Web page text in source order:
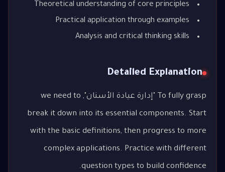
Theoretical understanding of core principles
Practical application through examples
Analysis and critical thinking skills
Detailed Explanation
To fully grasp "إدارة عيادة الأسنان", we need to
break it down into its essential components. Start
with the basic definitions, then progress to more
complex applications. Practice with different
question types to build confidence.